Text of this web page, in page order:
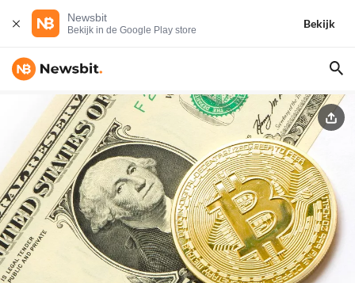
Newsbit
Bekijk in de Google Play store
Bekijk